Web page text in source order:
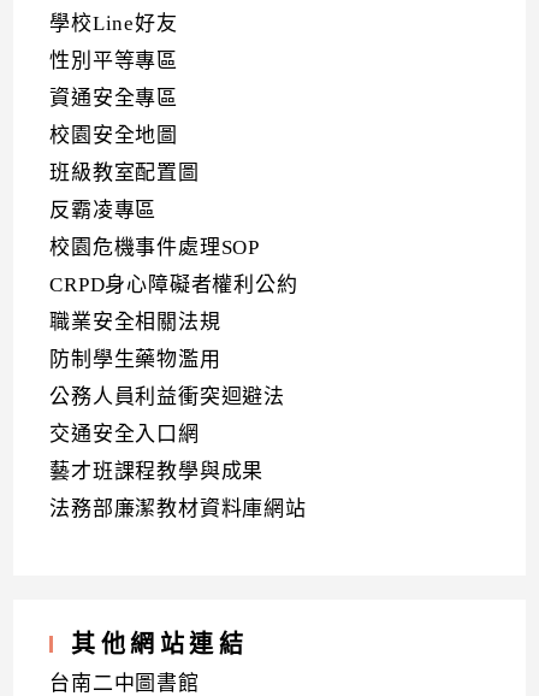
學校Line好友
性別平等專區
資通安全專區
校園安全地圖
班級教室配置圖
反霸凌專區
校園危機事件處理SOP
CRPD身心障礙者權利公約
職業安全相關法規
防制學生藥物濫用
公務人員利益衝突迴避法
交通安全入口網
藝才班課程教學與成果
法務部廉潔教材資料庫網站
其他網站連結
台南二中圖書館